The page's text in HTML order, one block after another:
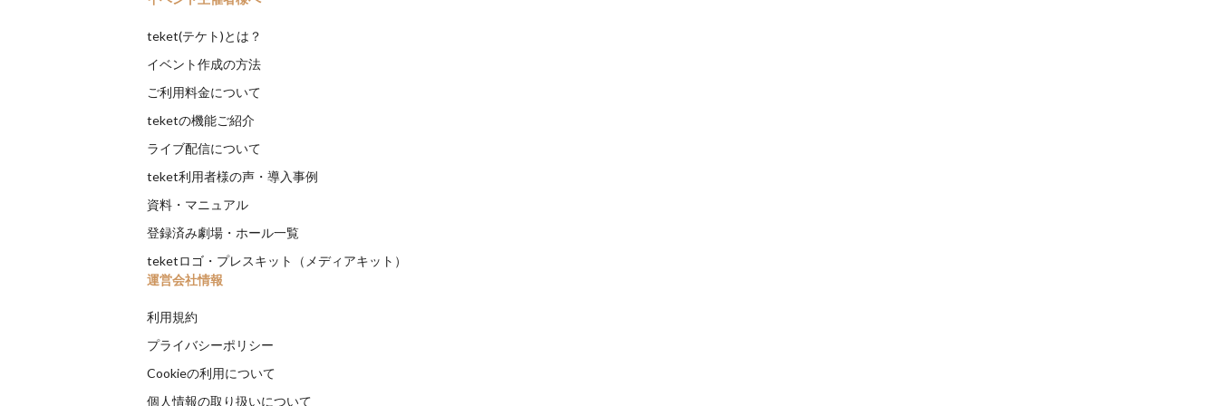
teket(テケト)とは？
イベント作成の方法
ご利用料金について
teketの機能ご紹介
ライブ配信について
teket利用者様の声・導入事例
資料・マニュアル
登録済み劇場・ホール一覧
teketロゴ・プレスキット（メディアキット）
運営会社情報
利用規約
プライバシーポリシー
Cookieの利用について
個人情報の取り扱いについて